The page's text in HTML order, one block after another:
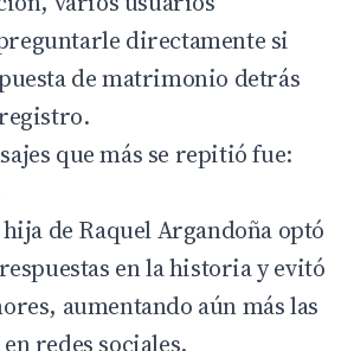
directamente si
de matrimonio detrás
que más se repitió fue:
de Raquel Argandoña optó
en la historia y evitó
aumentando aún más las
redes sociales.